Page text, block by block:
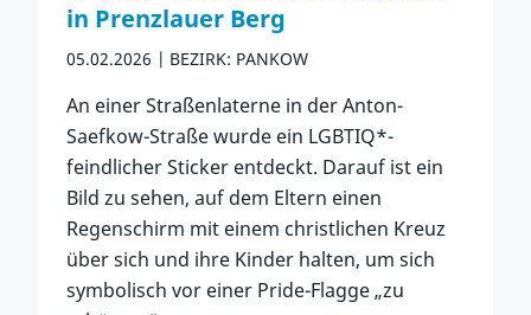
in Prenzlauer Berg
05.02.2026 BEZIRK: PANKOW
An einer Straßenlaterne in der Anton-
Saefkow-Straße wurde ein LGBTIQ*-
feindlicher Sticker entdeckt. Darauf ist ein
Bild zu sehen, auf dem Eltern einen
Regenschirm mit einem christlichen Kreuz
über sich und ihre Kinder halten, um sich
symbolisch vor einer Pride-Flagge „zu